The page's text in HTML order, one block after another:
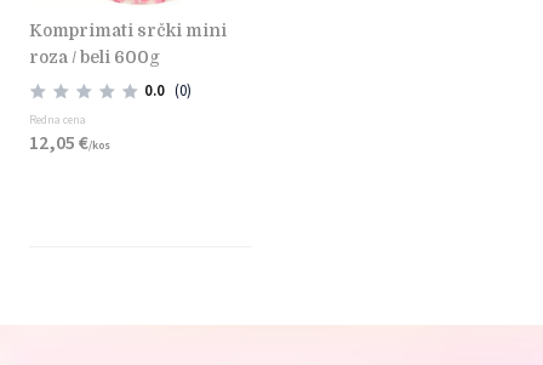
komprimati srčki mini
roza / beli 600g
0.0 (0)
Redna cena
12,05€/kos